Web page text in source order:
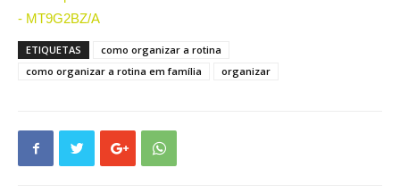
ETIQUETAS
como organizar a rotina
como organizar a rotina em família
organizar